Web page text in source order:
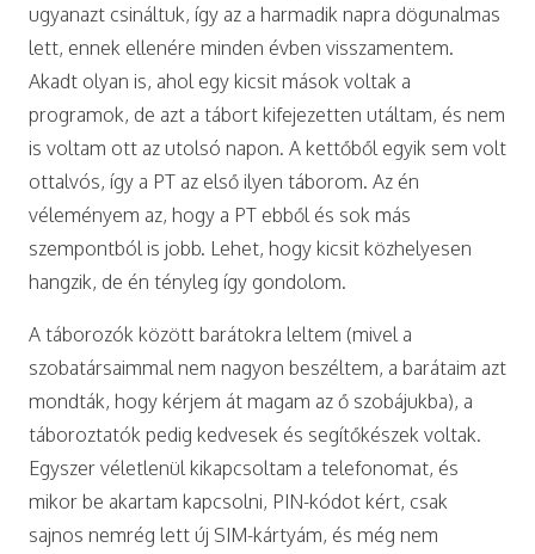
ugyanazt csináltuk, így az a harmadik napra dögunalmas
lett, ennek ellenére minden évben visszamentem.
Akadt olyan is, ahol egy kicsit mások voltak a
programok, de azt a tábort kifejezetten utáltam, és nem
is voltam ott az utolsó napon. A kettőből egyik sem volt
ottalvós, így a PT az első ilyen táborom. Az én
véleményem az, hogy a PT ebből és sok más
szempontból is jobb. Lehet, hogy kicsit közhelyesen
hangzik, de én tényleg így gondolom.
A táborozók között barátokra leltem (mivel a
szobatársaimmal nem nagyon beszéltem, a barátaim azt
mondták, hogy kérjem át magam az ő szobájukba), a
táboroztatók pedig kedvesek és segítőkészek voltak.
Egyszer véletlenül kikapcsoltam a telefonomat, és
mikor be akartam kapcsolni, PIN-kódot kért, csak
sajnos nemrég lett új SIM-kártyám, és még nem